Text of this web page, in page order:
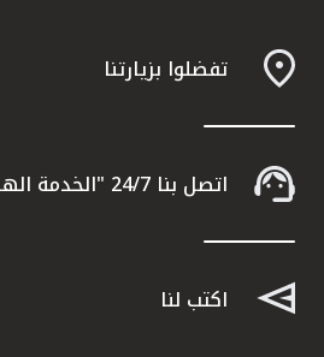
المملكة المتحدة
مملكة البحرين
تفضلوا بزيارتنا
اتصل بنا 24/7 "الخدمة الهاتفية" 1803333
اكتب لنا